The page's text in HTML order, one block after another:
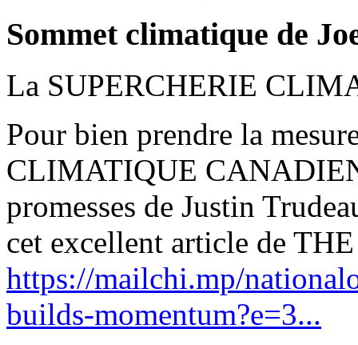
Sommet climatique de
La SUPERCHERIE
Pour bien prendre la
CLIMATIQUE
promesses de Justin
cet excellent article de
https://mailchi.mp/
builds-momentum?e=3...